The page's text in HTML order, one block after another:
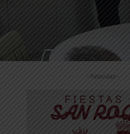
-- Publicidad --